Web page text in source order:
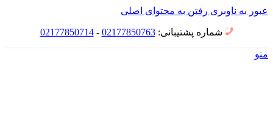
عبور به ناوبری رفتن به محتوای اصلی
شماره پشتیبانی:02177850763
-
02177850714
منو